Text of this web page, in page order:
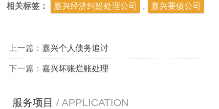
相关标签： 嘉兴经济纠纷处理公司 , 嘉兴要债公司
上一篇： 嘉兴个人债务追讨
下一篇： 嘉兴坏账烂账处理
服务项目 / APPLICATION